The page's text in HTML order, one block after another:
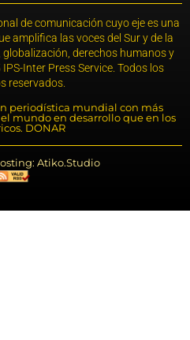
de comunicación cuyo eje es una
amplifica las voces del Sur y de la
derechos humanos y
Inter Press Service. Todos los
reservados.
periodística mundial con más
mundo en desarrollo que en los
DONAR
Atiko.Studio